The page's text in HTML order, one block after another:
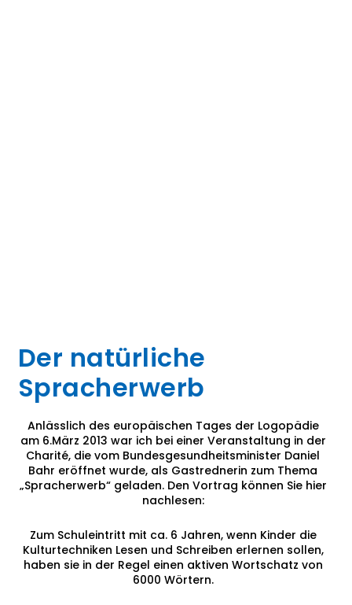
Der natürliche
Spracherwerb
Anlässlich des europäischen Tages der Logopädie
am 6.März 2013 war ich bei einer Veranstaltung in der
Charité, die vom Bundesgesundheitsminister Daniel
Bahr eröffnet wurde, als Gastrednerin zum Thema
„Spracherwerb“ geladen. Den Vortrag können Sie hier
nachlesen:
Zum Schuleintritt mit ca. 6 Jahren, wenn Kinder die
Kulturtechniken Lesen und Schreiben erlernen sollen,
haben sie in der Regel einen aktiven Wortschatz von
6000 Wörtern.